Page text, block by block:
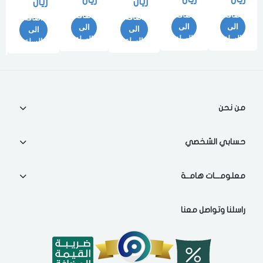
اضافة
الى
السلة
اضافة
الى
السلة
اضافة
الى
السلة
اضافة
الى
السلة
اضافة
الى
السلة
من نحن
حسابي الشخصي
معلومـــات هامــة
راسلنا وتواصل معنا